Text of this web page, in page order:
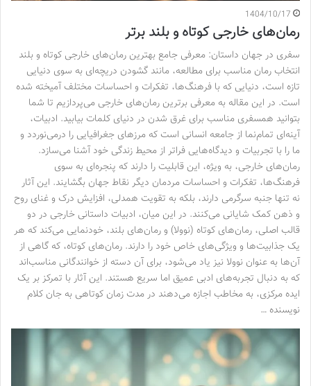
1404/10/17
رمان‌های خارجی کوتاه و بلند برتر
سفری در جهان داستان: معرفی جامع بهترین رمان‌های خارجی کوتاه و بلند
انتخاب رمان مناسب برای مطالعه، مانند گشودن دریچه‌ای به سوی دنیایی
تازه است، دنیایی که با فرهنگ‌ها، تفکرات و احساسات مختلف آمیخته شده
است. در این مقاله به معرفی برترین رمان‌های خارجی می‌پردازیم تا شما
بتوانید همسفری مناسب برای غرق شدن در دنیای کلمات بیابید. ادبیات،
آینه‌ای تمام‌نما از جامعه انسانی است که مرزهای جغرافیایی را درمی‌نوردد و
ما را با تجربیات و دیدگاه‌هایی فراتر از محیط زندگی خود آشنا می‌سازد.
رمان‌های خارجی، به ویژه، این قابلیت را دارند که پنجره‌ای به سوی
فرهنگ‌ها، تفکرات و احساسات مردمان دیگر نقاط جهان بگشایند. این آثار
نه تنها جنبه سرگرمی دارند، بلکه به تقویت همدلی، افزایش درک و غنای روح
و ذهن کمک شایانی می‌کنند. در این میان، ادبیات داستانی خارجی در دو
قالب اصلی، رمان‌های کوتاه (نوولا) و رمان‌های بلند، خودنمایی می‌کند که هر
یک جذابیت‌ها و ویژگی‌های خاص خود را دارند. رمان‌های کوتاه، که گاهی از
آن‌ها به عنوان نوولا نیز یاد می‌شود، برای آن دسته از خوانندگانی مناسب‌اند
که به دنبال تجربه‌های ادبی عمیق اما سریع هستند. این آثار با تمرکز بر یک
ایده مرکزی، به مخاطب اجازه می‌دهند در مدت زمان کوتاهی به جان کلام
نویسنده …